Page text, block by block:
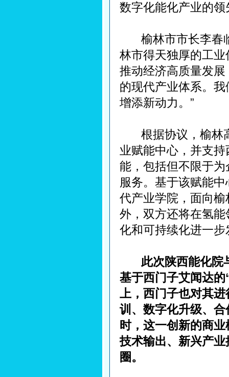
数字化能化产业的领
榆林市市长李春临
林市得天独厚的工
推动经济高质量发
的现代产业体系。
增添新动力。”
根据协议，榆林高
业赋能中心，并支
能，包括但不限于
服务。基于该赋能
代产业学院，面向
外，双方还将在氢
化和可持续化进一步
此次陕西能化院
基于西门子艾闻达
上，西门子也对其
训、数字化升级、
时，这一创新的商
技术输出、新兴产
圈。